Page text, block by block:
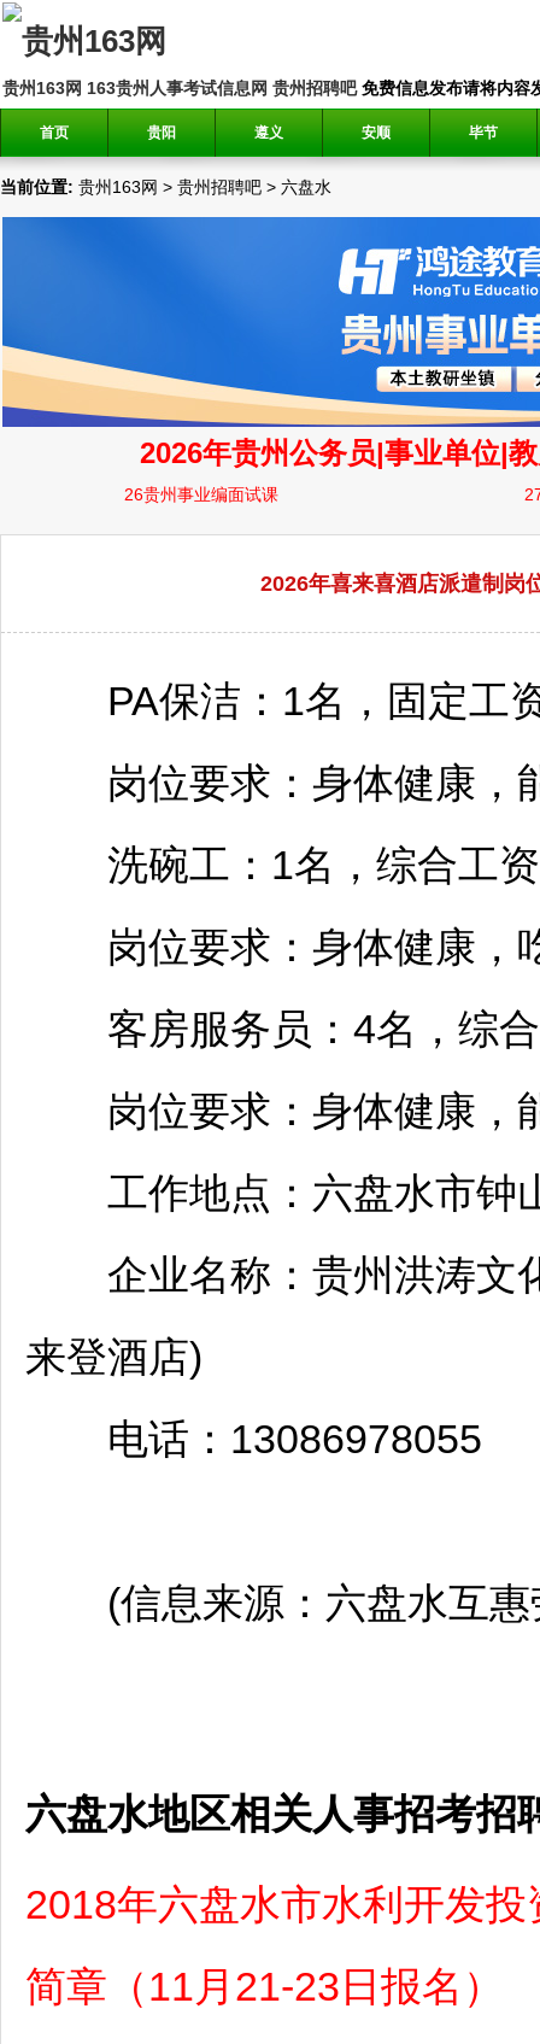
贵州163网 163贵州人事考试信息网 贵州招聘吧免费信息发布请将内容
首页 贵阳 遵义 安顺 毕节
当前位置: 贵州163网 > 贵州招聘吧 > 六盘水
2026年喜来喜酒店派遣制岗
PA保洁：1名，固定工
岗位要求：身体健康，
洗碗工：1名，综合工资
岗位要求：身体健康，
客房服务员：4名，综合
岗位要求：身体健康，
工作地点： 六盘水市钟
企业名称：贵州洪涛文
来登酒店)
电话：13086978055
(信息来源： 六盘水互
六盘水地区相关人事招考招
2018年六盘水市水利开发
简章（11月21-23日报名）